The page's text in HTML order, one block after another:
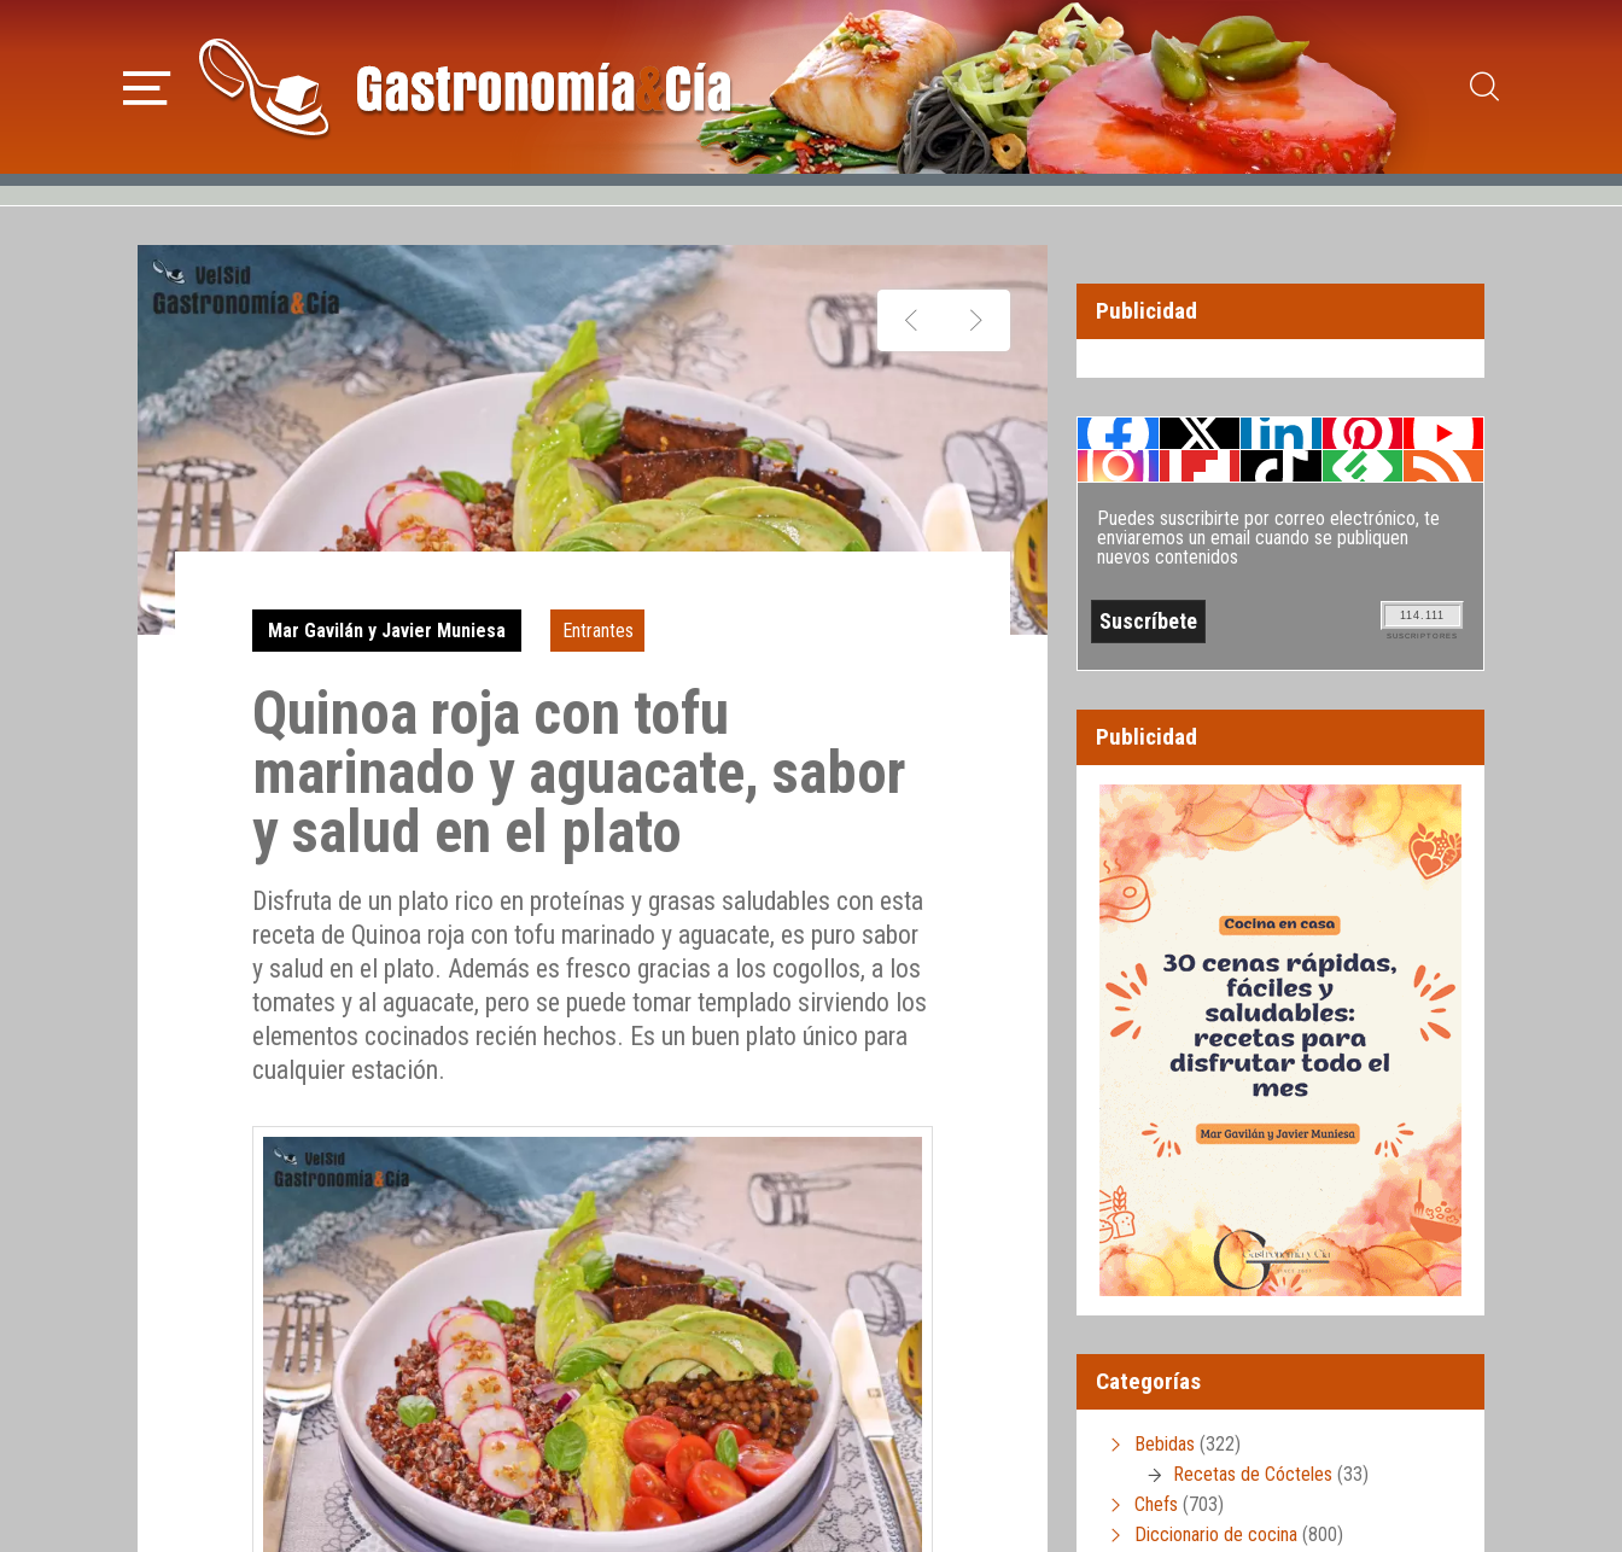
Mar Gavilán y Javier Muniesa Entrantes
Quinoa roja con tofu
marinado y aguacate, sabor
y salud en el plato
Disfruta de un plato rico en proteínas y grasas saludables con esta
receta de Quinoa roja con tofu marinado y aguacate, es puro sabor
y salud en el plato. Además es fresco gracias a los cogollos, a los
tomates y al aguacate, pero se puede tomar templado sirviendo los
elementos cocinados recién hechos. Es un buen plato único para
cualquier estación.
Publicidad
Puedes suscribirte por correo electrónico, te
enviaremos un email cuando se publiquen
nuevos contenidos
114.111
SUSCRIPTORES
Publicidad
Categorías
Bebidas (322)
Recetas de Cócteles (33)
Chefs (703)
Diccionario de cocina (800)